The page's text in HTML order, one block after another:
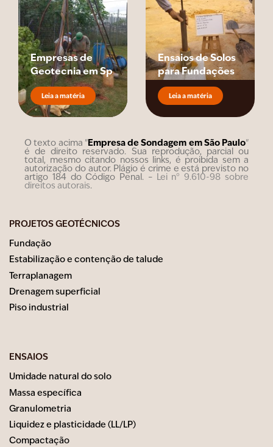
Empresas de
Geotecnia em Sp
Leia a matéria
Ensaios de Solos
para Fundações
Leia a matéria
O texto acima "Empresa de Sondagem em São Paulo"
é de direito reservado. Sua reprodução, parcial ou
total, mesmo citando nossos links, é proibida sem a
autorização do autor. Plágio é crime e está previsto no
artigo 184 do Código Penal. – Lei n° 9.610-98 sobre
direitos autorais.
PROJETOS GEOTÉCNICOS
Fundação
Estabilização e contenção de talude
Terraplanagem
Drenagem superficial
Piso industrial
ENSAIOS
Umidade natural do solo
Massa específica
Granulometria
Liquidez e plasticidade (LL/LP)
Compactação